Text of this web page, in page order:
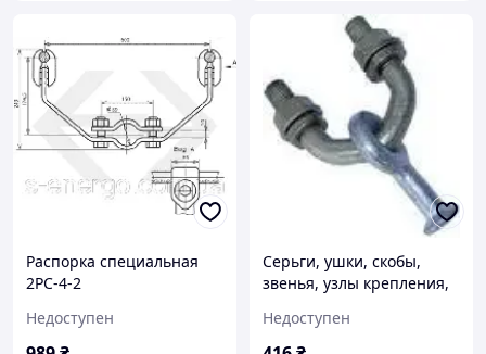
Распорка специальная
2РС-4-2
Недоступен
Серьги, ушки, скобы,
звенья, узлы крепления,
Недоступен